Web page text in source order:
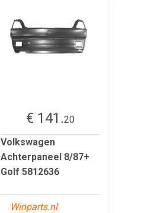
€ 141.20
Volkswagen
Achterpaneel 8/87+
Golf 5812636
Winparts.nl